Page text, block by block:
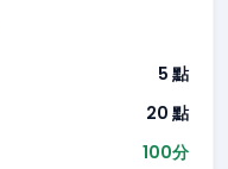
5 點
20 點
100分